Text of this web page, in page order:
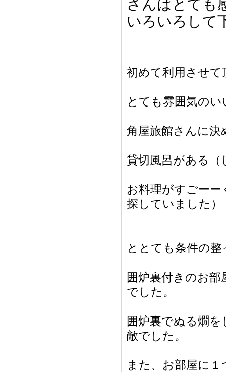
さんはとても
いろいろして
初めて利用させて
とても雰囲気の
角屋旅館さんに決
貸切風呂がある（
お料理がすごー
探していました）
ととても条件の
囲炉裏付きのお
でした。
囲炉裏でぬる燗
敵でした。
また、お部屋に